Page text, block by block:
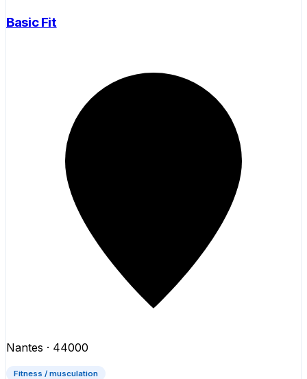
Basic Fit
Nantes · 44000
Fitness / musculation